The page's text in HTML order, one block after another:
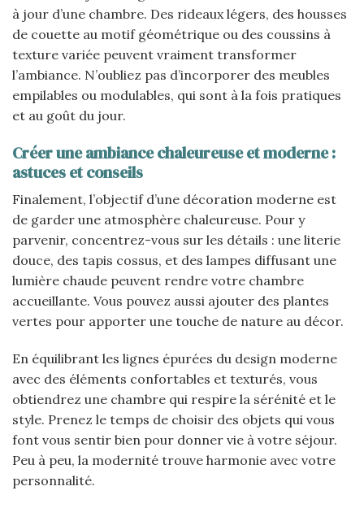
à jour d’une chambre. Des rideaux légers, des housses
de couette au motif géométrique ou des coussins à
texture variée peuvent vraiment transformer
l’ambiance. N’oubliez pas d’incorporer des meubles
empilables ou modulables, qui sont à la fois pratiques
et au goût du jour.
Créer une ambiance chaleureuse et moderne :
astuces et conseils
Finalement, l’objectif d’une décoration moderne est
de garder une atmosphère chaleureuse. Pour y
parvenir, concentrez-vous sur les détails : une literie
douce, des tapis cossus, et des lampes diffusant une
lumière chaude peuvent rendre votre chambre
accueillante. Vous pouvez aussi ajouter des plantes
vertes pour apporter une touche de nature au décor.
En équilibrant les lignes épurées du design moderne
avec des éléments confortables et texturés, vous
obtiendrez une chambre qui respire la sérénité et le
style. Prenez le temps de choisir des objets qui vous
font vous sentir bien pour donner vie à votre séjour.
Peu à peu, la modernité trouve harmonie avec votre
personnalité.